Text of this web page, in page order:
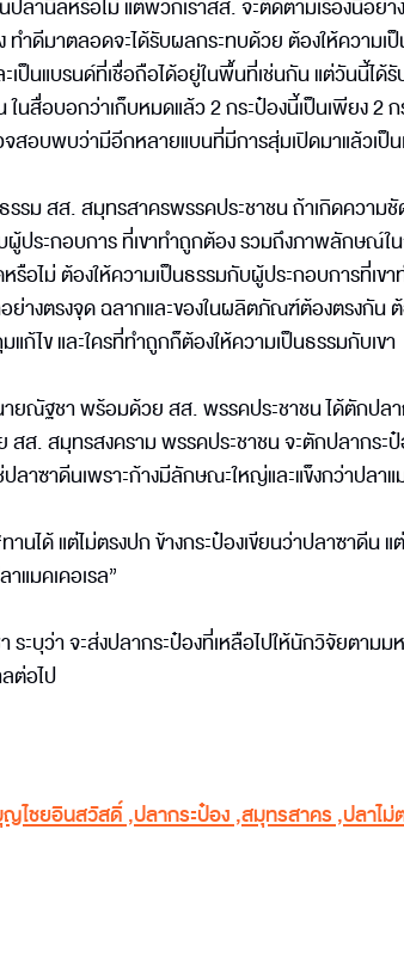
ลานิลหรือไม่ แต่พวกเราสส. จะติดตามเรื่องนี้อย่า
ทำดีมาตลอดจะได้รับผลกระทบด้วย ต้องให้ควา
เป็นแบรนด์ที่เชื่อถือได้อยู่ในพื้นที่เช่นกัน แต่วันนี้ไ
สื่อบอกว่าเก็บหมดแล้ว 2 กระป๋องนี้เป็นเพียง 2 ก
สอบพบว่ามีอีกหลายแบนที่มีการสุ่มเปิดมาแล้วเป็
ม สส. สมุทรสาครพรรคประชาชน ถ้าเกิดความชัด
ผู้ประกอบการ ที่เขาทำถูกต้อง รวมถึงภาพลักษณ์ใ
รือไม่ ต้องให้ความเป็นธรรมกับผู้ประกอบการที่เขา
ย่างตรงจุด ฉลากและของในผลิตภัณฑ์ต้องตรงกัน
แก้ไข และใครที่ทำถูกก็ต้องให้ความเป็นธรรมกับเขา
ายณัฐชา พร้อมด้วย สส. พรรคประชาชน ได้ตักปล
ส. สมุทรสงคราม พรรคประชาชน จะตักปลากระ
ปลาซาดีนเพราะก้างมีลักษณะใหญ่และแข็งกว่าปลาแ
นได้ แต่ไม่ตรงปก ข้างกระป๋องเขียนว่าปลาซาดีน
แมคเคอเรล”
ระบุว่า จะส่งปลากระป๋องที่เหลือไปให้นักวิจัยตาม
ต่อไป
ไชยอินสวัสดิ์ ,ปลากระป๋อง ,สมุทรสาคร,ปลาไ